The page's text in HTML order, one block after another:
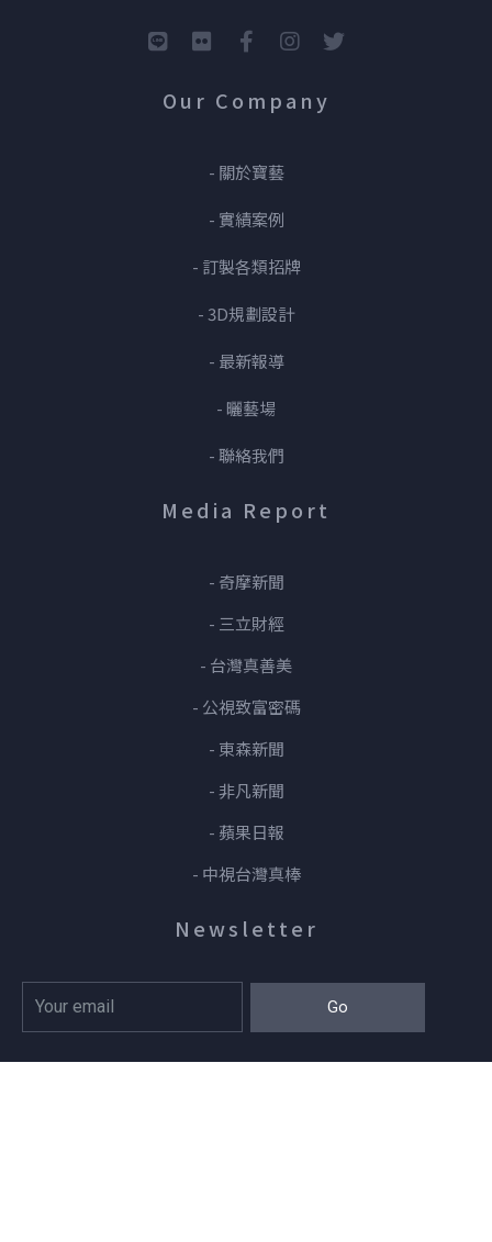
Our Company
- 關於寶藝
- 實績案例
- 訂製各類招牌
- 3D規劃設計
- 最新報導
- 曬藝場
- 聯絡我們
Media Report
- 奇摩新聞
- 三立財經
- 台灣真善美
- 公視致富密碼
- 東森新聞
- 非凡新聞
- 蘋果日報
- 中視台灣真棒
Newsletter
Go